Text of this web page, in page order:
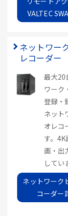
VALTEC
ネットワー
レコーダー
最大20
ワーク
登録・
ネット
オレコ
す。
画・出
してい
ネットワーク
コーダー